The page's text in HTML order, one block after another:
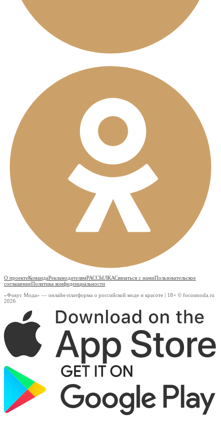
О проектеКомандаРекламодателямРАССЫЛКАСвязаться с намиПользовательское
соглашениеПолитика конфиденциальности
«Фокус Мода» — онлайн-платформа о российской моде и красоте | 18+ © focusmoda.ru
2026